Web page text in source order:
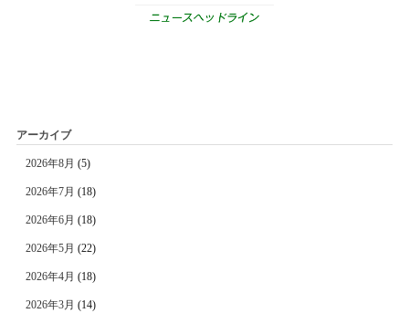
アーカイブ
2026年8月 (5)
2026年7月 (18)
2026年6月 (18)
2026年5月 (22)
2026年4月 (18)
2026年3月 (14)